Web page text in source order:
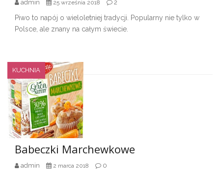
admin 25 września 2018 2
Piwo to napój o wieloletniej tradycji. Popularny nie tylko w
Polsce, ale znany na całym świecie.
KUCHNIA
Babeczki Marchewkowe
admin 2 marca 2018 0